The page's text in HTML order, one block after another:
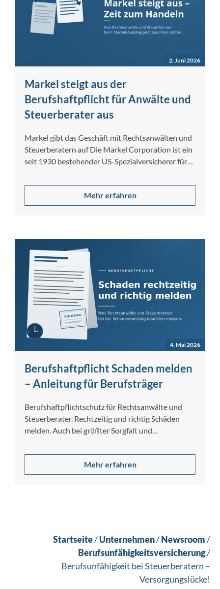
2. Juni 2026
Markel steigt aus der
Berufshaftpflicht für Anwälte und
Steuerberater aus
Markel gibt das Geschäft mit Rechtsanwälten und
Steuerberatern auf Die Markel Corporation ist ein
seit 1930 bestehender US-Spezialversicherer für
Mehr erfahren
4. Mai 2026
Berufshaftpflicht Schaden melden
– Anleitung für Berufsträger
Berufshaftpflichtschutz für Rechtsanwälte und
Steuerberater. Rechtzeitig und richtig Schäden
melden. Auch bei größter Sorgfalt und
[…]
Mehr erfahren
Startseite/Unternehmen/Newsroom/
Berufsunfähigkeitsversicherung/
Berufsunfähigkeit bei Steuerberatern –
Versorgungslücke!